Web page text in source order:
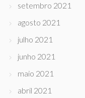
setembro 2021
agosto 2021
julho 2021
junho 2021
maio 2021
abril 2021